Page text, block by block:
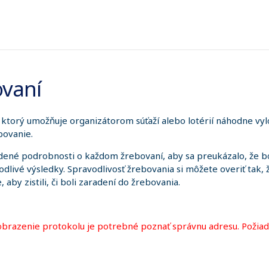
umožňuje organizátorom súťaží alebo lotérií náhodne
podrobnosti o každom žrebovaní, aby sa preukázalo, že
výsledky. Spravodlivosť žrebovania si môžete overiť
aby zistili, či boli zaradení do žrebovania.
protokolu je potrebné poznať správnu adresu.